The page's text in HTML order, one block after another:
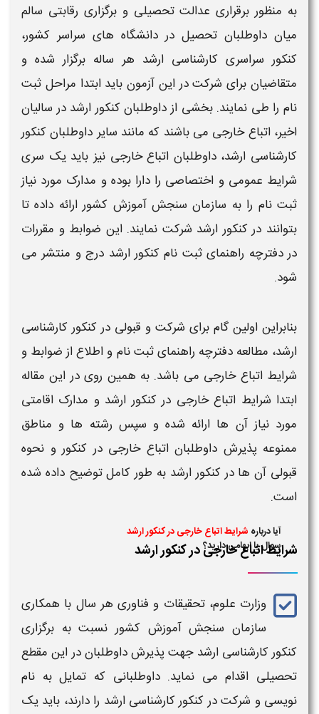
به منظور برقراری عدالت تحصیلی و برگزاری رقابتی سالم
میان داوطلبان تحصیل در دانشگاه های سراسر کشور،
کنکور سراسری کارشناسی ارشد هر ساله برگزار شده و
متقاضیان برای شرکت در این آزمون باید ابتدا مراحل ثبت
نام را طی نمایند. بخشی از داوطلبان کنکور ارشددر سالیان
اخیر،اتباع خارجی می باشند که مانند سایر داوطلبان کنکور
کارشناسی ارشد، داوطلبان اتباع خارجی نیز باید یک سری
شرایط عمومی و اختصاصی را دارا بوده و مدارک مورد نیاز
ثبت نام را به سازمان سنجش آموزش کشور ارائه داده تا
بتوانند در کنکور ارشد شرکت نمایند. این ضوابط و مقررات
در دفترچه راهنمای ثبت نام کنکور ارشد درج و منتشر می
شود.
بنابراین اولین گام برای شرکت و قبولی در کنکور کارشناسی
ارشد، مطالعه دفترچه راهنمای ثبت نام و اطلاع از ضوابط و
شرایط اتباع خارجی می باشد. به همین روی در این مقاله
ابتدا شرایط اتباع خارجی در کنکور ارشد و مدارک اقامتی
مورد نیاز آن ها ارائه شده و سپس رشته ها و مناطق
ممنوعه پذیرش داوطلبان اتباع خارجی در کنکورو نحوه
قبولی آن ها در کنکور ارشد به طور کامل توضیح داده شده
است.
آیا درباره شرایط اتباع خارجی در کنکور ارشد
سوال یا ابهامی دارید؟
شرایط اتباع خارجی در کنکور ارشد
وزارت علوم، تحقیقات و فناوری هر سال با همکاری
سازمان سنجش آموزش کشور نسبت به برگزاری
کنکورکارشناسیارشدجهت پذیرش داوطلبان در این مقطع
تحصیلی اقدام می نماید. داوطلبانی که تمایل به نام
نویسی و شرکت در کنکورکارشناسیارشد را دارند، باید یک